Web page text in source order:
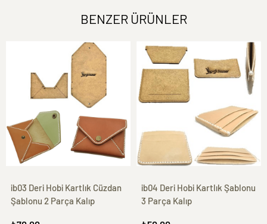
BENZER ÜRÜNLER
ib03 Deri Hobi Kartlık Cüzdan
Şablonu 2 Parça Kalıp
ib04 Deri Hobi Kartlık Şablonu
3 Parça Kalıp